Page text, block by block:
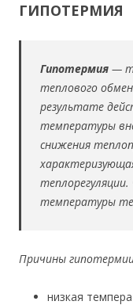
ГИПОТЕРМИЯ
Гипотермия —
теплового
результате
температуры
снижения
температуры
Причины
низкая